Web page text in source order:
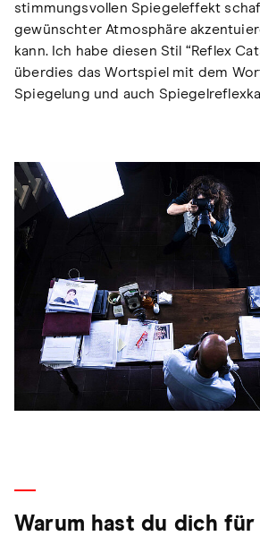
stimmungsvollen Spiegeleffekt
gewünschter Atmosphäre
kann. Ich habe diesen Stil “Reflex
überdies das Wortspiel mit dem
Spiegelung und auch
Warum hast du dich für